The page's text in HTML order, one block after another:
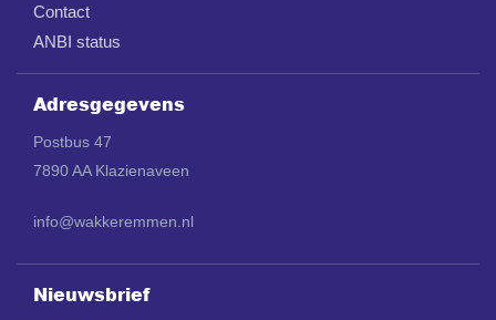
Contact
ANBI status
Adresgegevens
Postbus 47
7890 AA Klazienaveen
info@wakkeremmen.nl
Nieuwsbrief